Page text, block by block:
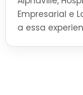
Empresarial e
a essa